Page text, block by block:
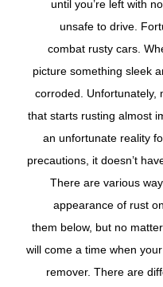
until you’re left with
unsafe to drive.
combat rusty cars.
picture something sleek
corroded. Unfortunately,
that starts rusting almost
an unfortunate reality
precautions, it doesn’t
There are various
appearance of rust
them below, but no
will come a time when
remover. There are